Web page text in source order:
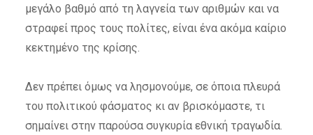
μεγάλο βαθμό από τη λαγνεία των αριθμών και να
στραφεί προς τους πολίτες, είναι ένα ακόμα καίριο
κεκτημένο της κρίσης.
Δεν πρέπει όμως να λησμονούμε, σε όποια πλευρά
του πολιτικού φάσματος κι αν βρισκόμαστε, τι
σημαίνει στην παρούσα συγκυρία εθνική τραγωδία.